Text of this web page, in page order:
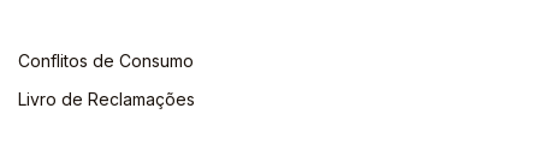
Conflitos de Consumo
Livro de Reclamações